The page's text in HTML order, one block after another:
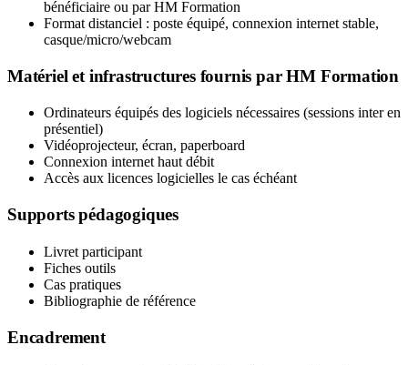
bénéficiaire ou par HM Formation
Format distanciel : poste équipé, connexion internet stable,
casque/micro/webcam
Matériel et infrastructures fournis par HM Formation
Ordinateurs équipés des logiciels nécessaires (sessions inter en
présentiel)
Vidéoprojecteur, écran, paperboard
Connexion internet haut débit
Accès aux licences logicielles le cas échéant
Supports pédagogiques
Livret participant
Fiches outils
Cas pratiques
Bibliographie de référence
Encadrement